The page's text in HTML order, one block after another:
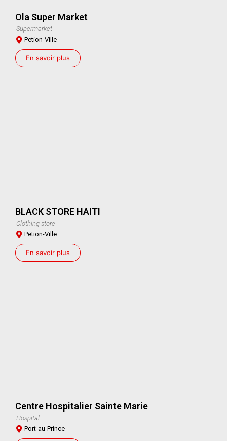
Ola Super Market
Supermarket
Petion-Ville
En savoir plus
BLACK STORE HAITI
Clothing store
Petion-Ville
En savoir plus
Centre Hospitalier Sainte Marie
Hospital
Port-au-Prince